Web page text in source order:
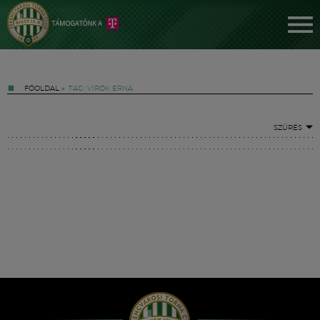
FŐOLDAL » TAG: VIRÓK ERNA
SZŰRÉS
Hírek